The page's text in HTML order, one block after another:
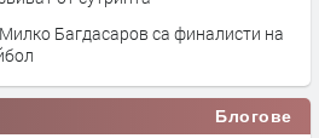
Багдасаров са финалисти на
Блогове